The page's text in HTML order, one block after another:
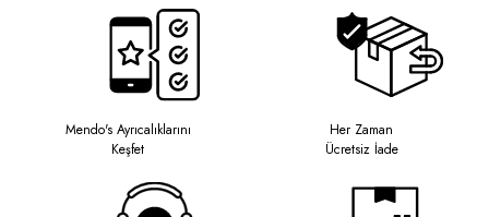
Mendo's Ayrıcalıklarını
Keşfet
Her Zaman
Ücretsiz İade